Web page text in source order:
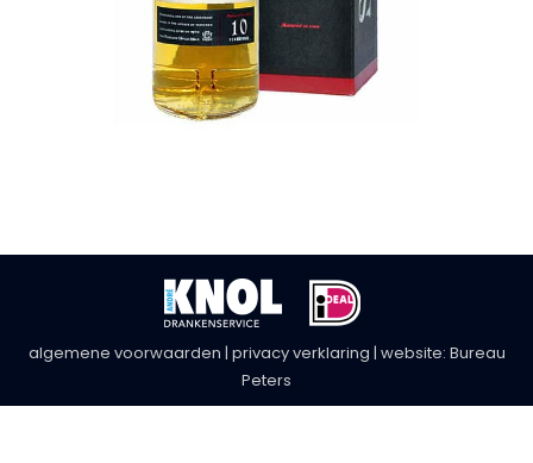
algemene voorwaarden | privacy verklaring | website: Bureau
Peters